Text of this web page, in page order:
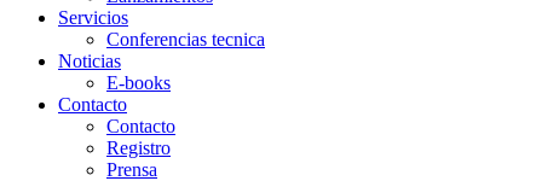
Servicios
Conferencias tecnica
Noticias
E-books
Contacto
Contacto
Registro
Prensa